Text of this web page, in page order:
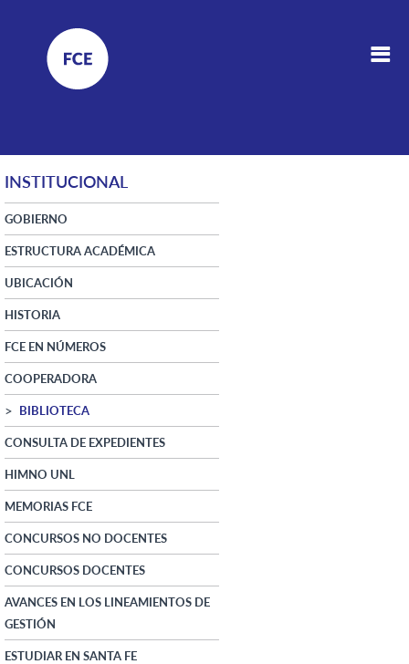
INSTITUCIONAL
GOBIERNO
ESTRUCTURA ACADÉMICA
UBICACIÓN
HISTORIA
FCE EN NÚMEROS
COOPERADORA
BIBLIOTECA
CONSULTA DE EXPEDIENTES
HIMNO UNL
MEMORIAS FCE
CONCURSOS NO DOCENTES
CONCURSOS DOCENTES
AVANCES EN LOS LINEAMIENTOS DE
GESTIÓN
ESTUDIAR EN SANTA FE